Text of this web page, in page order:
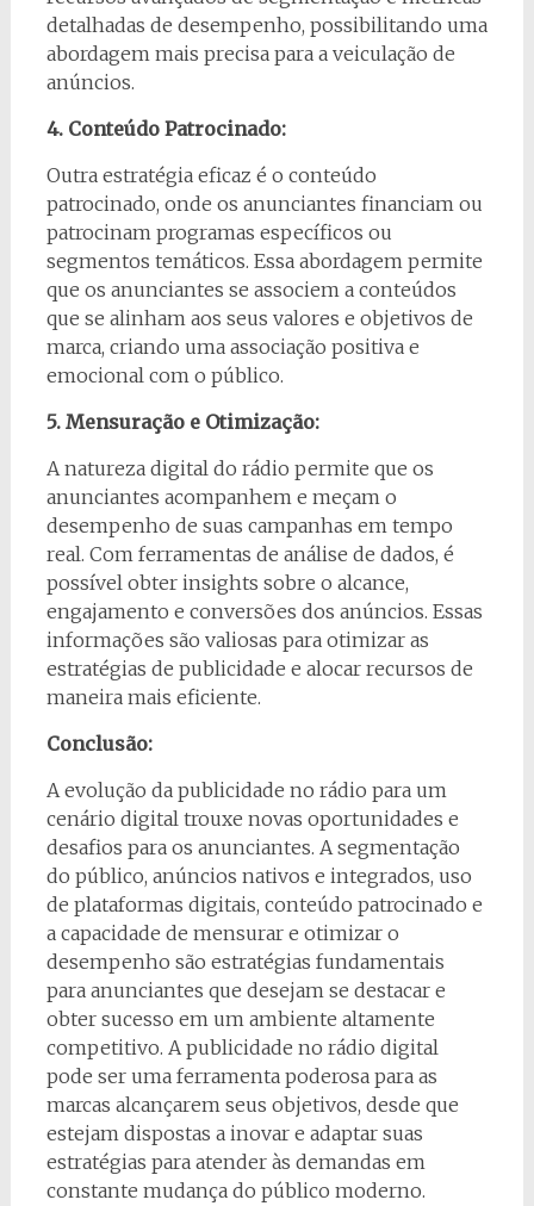
detalhadas de desempenho, possibilitando uma
abordagem mais precisa para a veiculação de
anúncios.
4. Conteúdo Patrocinado:
Outra estratégia eficaz é o conteúdo
patrocinado, onde os anunciantes financiam ou
patrocinam programas específicos ou
segmentos temáticos. Essa abordagem permite
que os anunciantes se associem a conteúdos
que se alinham aos seus valores e objetivos de
marca, criando uma associação positiva e
emocional com o público.
5. Mensuração e Otimização:
A natureza digital do rádio permite que os
anunciantes acompanhem e meçam o
desempenho de suas campanhas em tempo
real. Com ferramentas de análise de dados, é
possível obter insights sobre o alcance,
engajamento e conversões dos anúncios. Essas
informações são valiosas para otimizar as
estratégias de publicidade e alocar recursos de
maneira mais eficiente.
Conclusão:
A evolução da publicidade no rádio para um
cenário digital trouxe novas oportunidades e
desafios para os anunciantes. A segmentação
do público, anúncios nativos e integrados, uso
de plataformas digitais, conteúdo patrocinado e
a capacidade de mensurar e otimizar o
desempenho são estratégias fundamentais
para anunciantes que desejam se destacar e
obter sucesso em um ambiente altamente
competitivo. A publicidade no rádio digital
pode ser uma ferramenta poderosa para as
marcas alcançarem seus objetivos, desde que
estejam dispostas a inovar e adaptar suas
estratégias para atender às demandas em
constante mudança do público moderno.